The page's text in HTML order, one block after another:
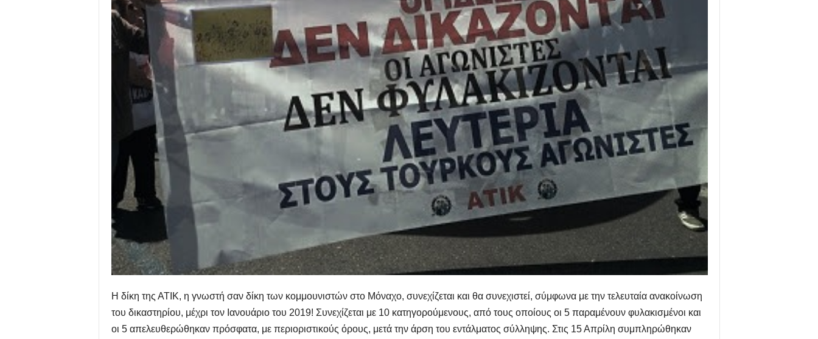
Η δίκη της ΑΤΙΚ, η γνωστή σαν δίκη των κομμουνιστών στο Μόναχο, συνεχίζεται και θα συνεχιστεί, σύμφωνα με την τελευταία ανακοίνωση
του δικαστηρίου, μέχρι τον Ιανουάριο του 2019! Συνεχίζεται με 10 κατηγορούμενους, από τους οποίους οι 5 παραμένουν φυλακισμένοι και
οι 5 απελευθερώθηκαν πρόσφατα, με περιοριστικούς όρους, μετά την άρση του εντάλματος σύλληψης. Στις 15 Απρίλη συμπληρώθηκαν